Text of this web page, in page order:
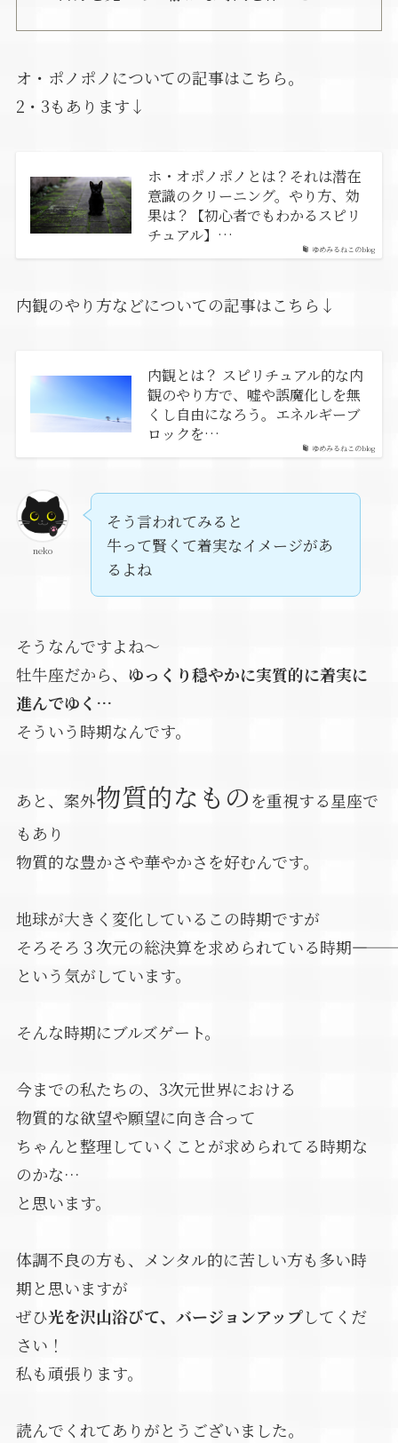
オ・ポノポノについての記事はこちら。
2・3もあります↓
ゆめみるねこのblog
ホ・オポノポノとは？それは潜在
意識のクリーニング。やり方、効
果は？【初心者でもわかるスピリ
チュアル】…
内観のやり方などについての記事はこちら↓
ゆめみるねこのblog
内観とは？ スピリチュアル的な内
観のやり方で、嘘や誤魔化しを無
くし自由になろう。エネルギーブ
ロックを…
neko
そう言われてみると
牛って賢くて着実なイメージがあ
るよね
そうなんですよね～
牡牛座だから、 ゆっくり穏やかに実質的に着実に
進んでゆく…
そういう時期なんです。
あと、案外物質的なものを重視する星座で
もあり
物質的な豊かさや華やかさを好むんです。
地球が大きく変化しているこの時期ですが
そろそろ３次元の総決算を求められている時期――――
という気がしています。
そんな時期にブルズゲート。
今までの私たちの、3次元世界における
物質的な欲望や願望に向き合って
ちゃんと整理していくことが求められてる時期な
のかな…
と思います。
体調不良の方も、メンタル的に苦しい方も多い時
期と思いますが
ぜひ光を沢山浴びて、バージョンアップしてくだ
さい！
私も頑張ります。
読んでくれてありがとうございました。